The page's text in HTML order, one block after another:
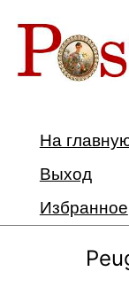
На
Выход
Избранное